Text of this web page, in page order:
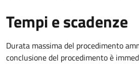
Tempi e scadenze
Durata massima del procedimento
conclusione del procedimento è